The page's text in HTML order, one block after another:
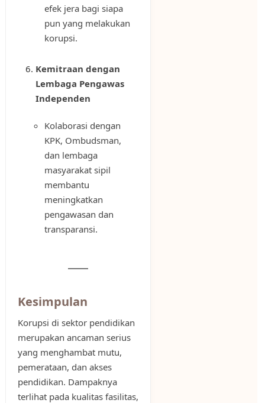
efek jera bagi siapa
pun yang melakukan
korupsi.
Kemitraan dengan
Lembaga Pengawas
Independen
Kolaborasi dengan
KPK, Ombudsman,
dan lembaga
masyarakat sipil
membantu
meningkatkan
pengawasan dan
transparansi.
Kesimpulan
Korupsi di sektor pendidikan
merupakan ancaman serius
yang menghambat mutu,
pemerataan, dan akses
pendidikan. Dampaknya
terlihat pada kualitas fasilitas,